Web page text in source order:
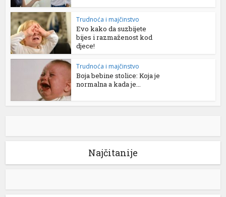
Trudnoća i majčinstvo
Evo kako da suzbijete
bijes i razmaženost kod
djece!
Trudnoća i majčinstvo
Boja bebine stolice: Koja je
normalna a kada je...
Najčitanije